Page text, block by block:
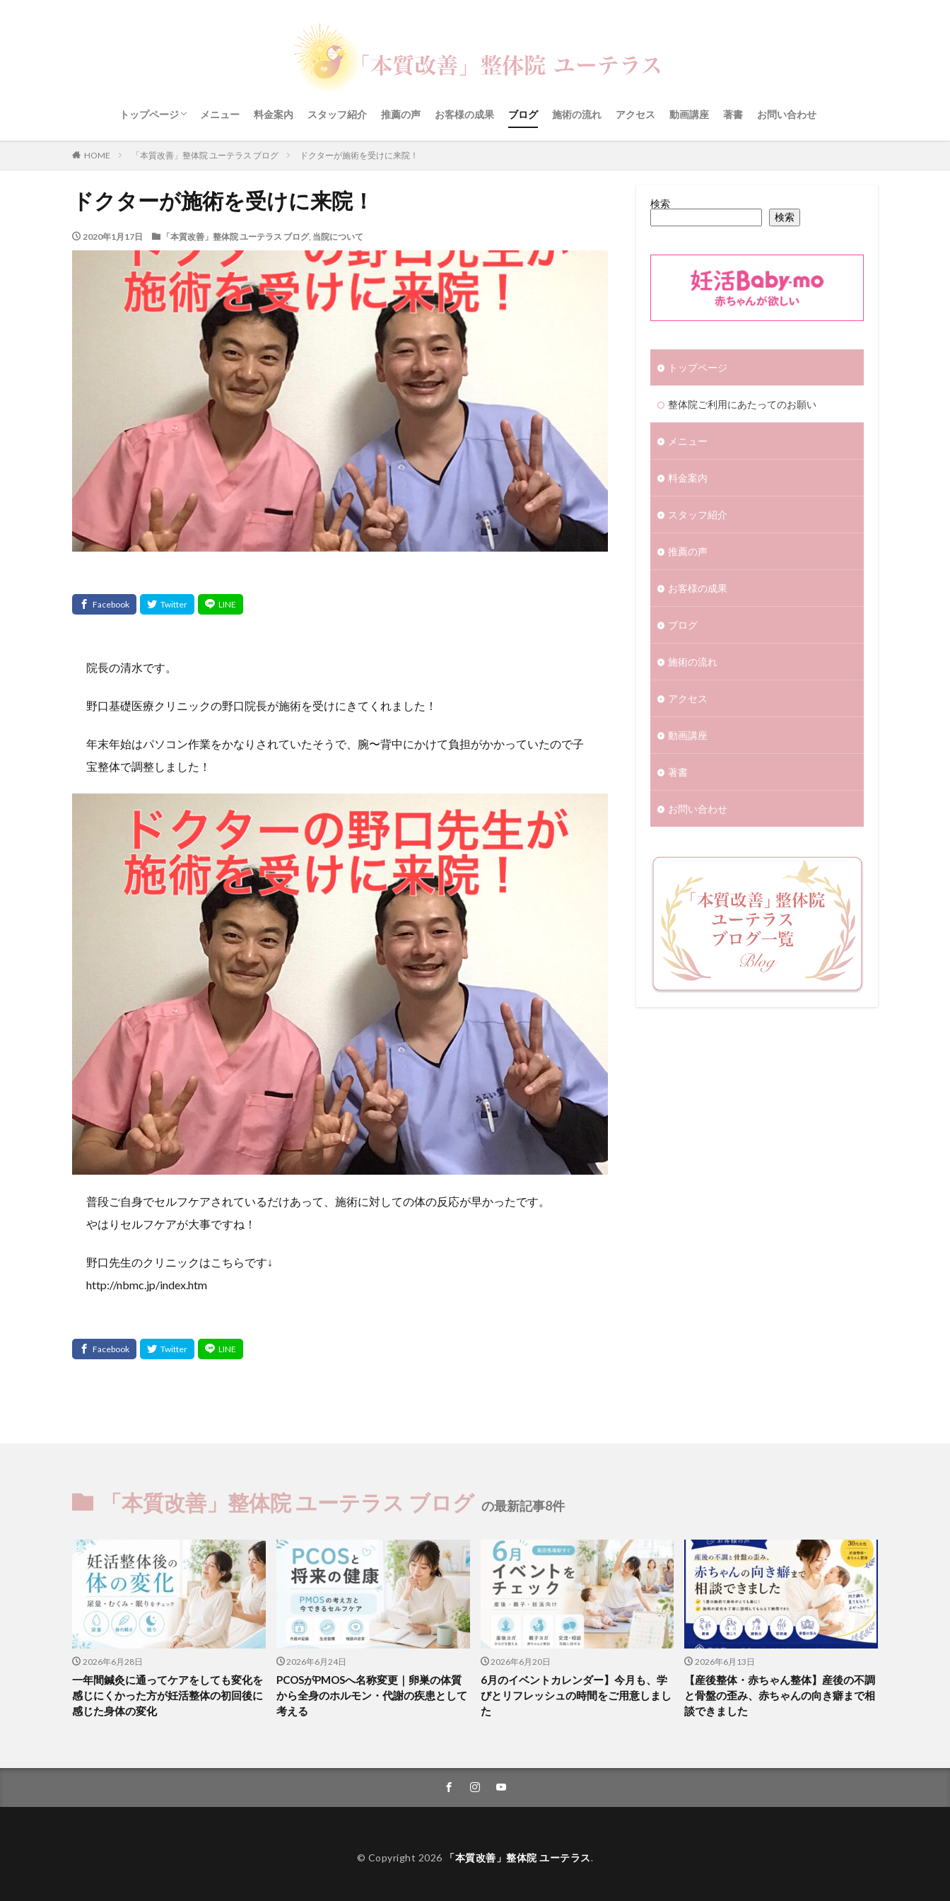
トップページ
整体院ご利用にあたってのお願い
メニュー 料金案内 スタッフ紹介 推薦の声 お客様の成果 ブログ 施術の流れ アクセス 動画講座 著書 お問い合わせ
HOME 「本質改善」整体院 ユーテラス ブログ ドクターが施術を受けに来院！
ドクターが施術を受けに来院！
2020年1月17日 「本質改善」整体院 ユーテラス ブログ, 当院について
院長の清水です。
野口基礎医療クリニックの野口院長が施術を受けにきてくれました！
年末年始はパソコン作業をかなりされていたそうで、腕〜背中にかけて負担がかかっていたので子
宝整体で調整しました！
普段ご自身でセルフケアされているだけあって、施術に対しての体の反応が早かったです。
やはりセルフケアが大事ですね！
野口先生のクリニックはこちらです↓
http://nbmc.jp/index.htm
検索
検索
トップページ
整体院ご利用にあたってのお願い
メニュー
料金案内
スタッフ紹介
推薦の声
お客様の成果
ブログ
施術の流れ
アクセス
動画講座
著書
お問い合わせ
「本質改善」整体院 ユーテラス ブログ の最新記事8件
2026年6月28日
一年間鍼灸に通ってケアをしても変化を
感じにくかった方が妊活整体の初回後に
感じた身体の変化
2026年6月24日
PCOSがPMOSへ名称変更｜卵巣の体質
から全身のホルモン・代謝の疾患として
考える
2026年6月20日
6月のイベントカレンダー】今月も、学
びとリフレッシュの時間をご用意しまし
た
2026年6月13日
【産後整体・赤ちゃん整体】産後の不調
と骨盤の歪み、赤ちゃんの向き癖まで相
談できました
© Copyright 2026 「本質改善」整体院 ユーテラス.